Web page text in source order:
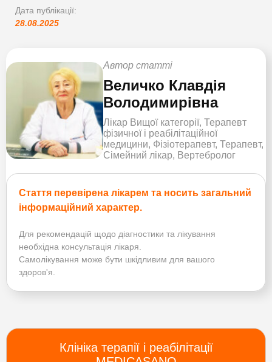
Дата публікації:
28.08.2025
Автор статті
Величко Клавдія
Володимирівна
Лікар Вищої категорії, Терапевт
фізичної і реабілітаційної
медицини, Фізіотерапевт, Терапевт,
Сімейний лікар, Вертебролог
Стаття перевірена лікарем та носить загальний
інформаційний характер.
Для рекомендацій щодо діагностики та лікування
необхідна консультація лікаря.
Самолікування може бути шкідливим для вашого
здоров'я.
Клініка терапії і реабілітації